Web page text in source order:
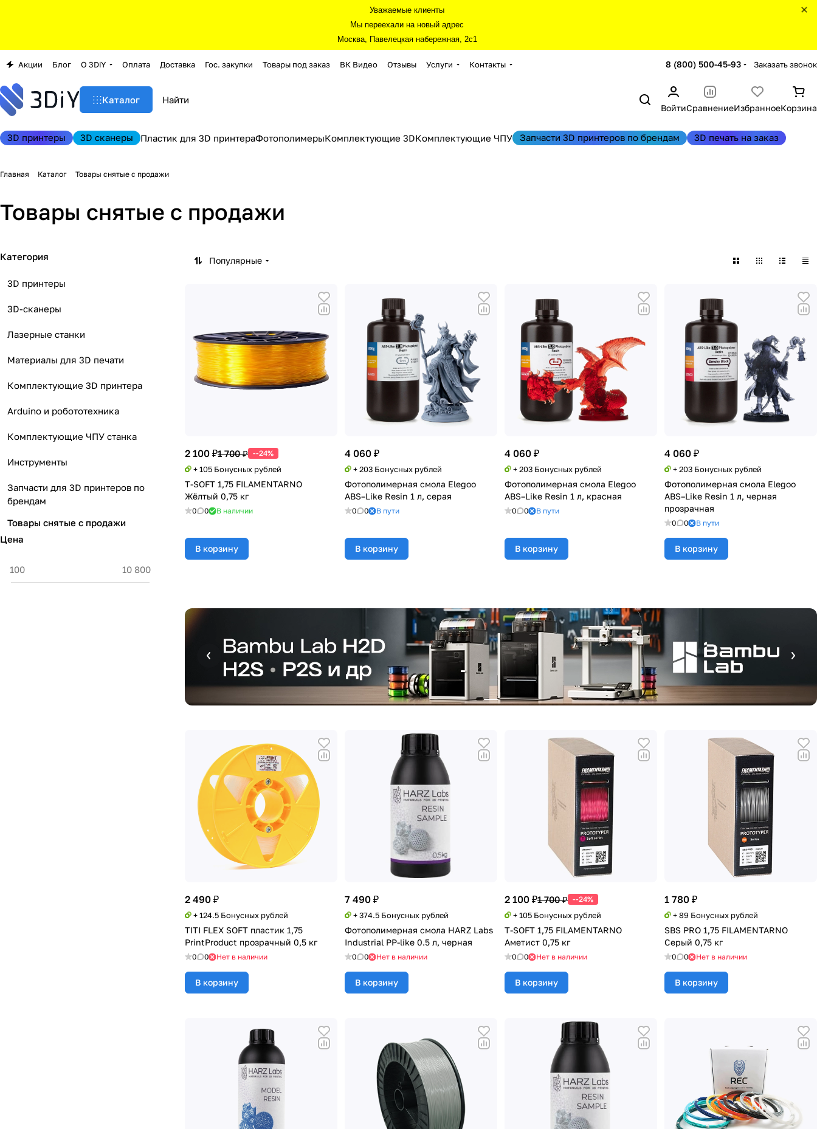
Уважаемые клиенты
Мы переехали на новый адрес
Москва, Павелецкая набережная, 2с1
Акции Блог О 3DiY Оплата Доставка Гос. закупки Товары под заказ ВК Видео Отзывы Услуги Контакты 8 (800) 500-45-93 Заказать звонок
Каталог
ВойтиСравнениеИзбранноеКорзина
3D принтеры 3D сканеры Пластик для 3D принтераФотополимерыКомплектующие 3DКомплектующие ЧПУ Запчасти 3D принтеров по брендам 3D печать на заказ
Главная Каталог Товары снятые с продажи
Товары снятые с продажи
Популярные
2 100 ₽1 700 ₽ --24%
+ 105 Бонусных рублей
T-SOFT 1,75 FILAMENTARNO
Жёлтый 0,75 кг
0 0 В наличии
В корзину
4 060 ₽
+ 203 Бонусных рублей
Фотополимерная смола Elegoo
ABS–Like Resin 1 л, серая
0 0 В пути
В корзину
4 060 ₽
+ 203 Бонусных рублей
Фотополимерная смола Elegoo
ABS–Like Resin 1 л, красная
0 0 В пути
В корзину
4 060 ₽
+ 203 Бонусных рублей
Фотополимерная смола Elegoo
ABS–Like Resin 1 л, черная
прозрачная
0 0 В пути
В корзину
2 490 ₽
+ 124.5 Бонусных рублей
TITI FLEX SOFT пластик 1,75
PrintProduct прозрачный 0,5 кг
0 0 Нет в наличии
В корзину
7 490 ₽
+ 374.5 Бонусных рублей
Фотополимерная смола HARZ Labs
Industrial PP-like 0.5 л, черная
0 0 Нет в наличии
В корзину
2 100 ₽1 700 ₽ --24%
+ 105 Бонусных рублей
T-SOFT 1,75 FILAMENTARNO
Аметист 0,75 кг
0 0 Нет в наличии
В корзину
1 780 ₽
+ 89 Бонусных рублей
SBS PRO 1,75 FILAMENTARNO
Серый 0,75 кг
0 0 Нет в наличии
В корзину
Категория
3D принтеры
3D-сканеры
Лазерные станки
Материалы для 3D печати
Комплектующие 3D принтера
Arduino и робототехника
Комплектующие ЧПУ станка
Инструменты
Запчасти для 3D принтеров по
брендам
Товары снятые с продажи
Цена